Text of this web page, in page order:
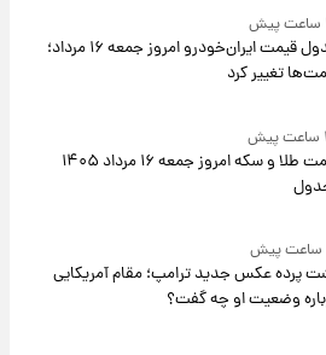
جدول قیمت ایران‌خودرو امروز جمعه ۱۶ مرداد؛
تغییر کرد
قیمت طلا و سکه امروز جمعه ۱۶ مرداد ۱۴۰۵
پرده عکس جدید ترامپ؛ مقام آمریکایی
وضعیت او چه گفت؟